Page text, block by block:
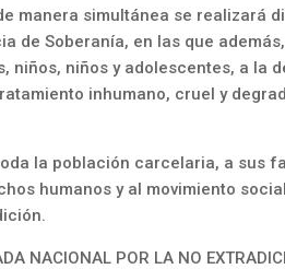
manera simultánea se realizará
de Soberanía, en las que
niños, niños y adolescentes, a la
inhumano, cruel y
la población carcelaria, a sus
humanos y al movimiento
NACIONAL POR LA NO